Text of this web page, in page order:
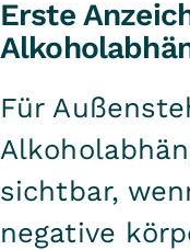
Erste
Für
sichtbar,
negative